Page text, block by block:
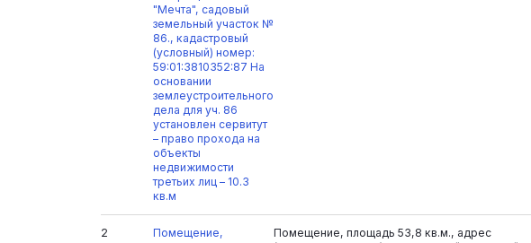
"Мечта", садовый
земельный участок №
86., кадастровый
(условный) номер:
59:01:3810352:87 На
основании
землеустроительного
дела для уч. 86
установлен сервитут
– право прохода на
объекты
недвижимости
третьих лиц – 10.3
кв.м
2
Помещение,
Помещение, площадь 53,8 кв.м., адрес